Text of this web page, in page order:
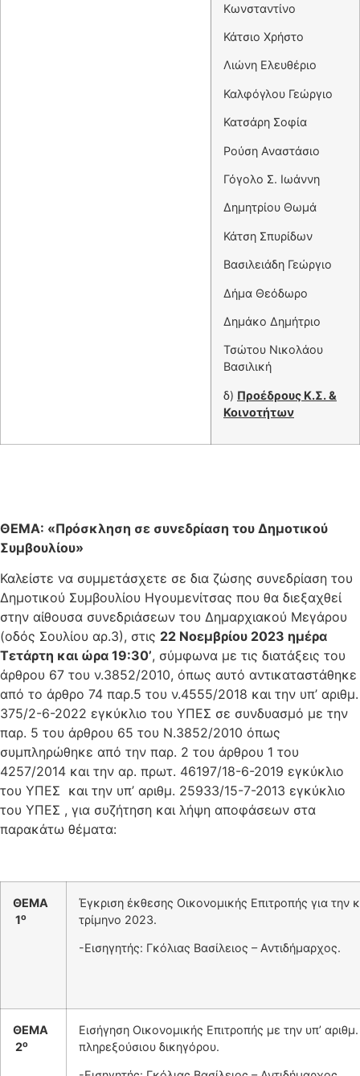
Κωνσταντίνο
Κάτσιο Χρήστο
Λιώνη Ελευθέριο
Καλφόγλου Γεώργιο
Κατσάρη Σοφία
Ρούση Αναστάσιο
Γόγολο Σ. Ιωάννη
Δημητρίου Θωμά
Κάτση Σπυρίδων
Βασιλειάδη Γεώργιο
Δήμα Θεόδωρο
Δημάκο Δημήτριο
Τσώτου Νικολάου
Βασιλική
δ) Προέδρους Κ.Σ. &
Κοινοτήτων
ΘΕΜΑ: «Πρόσκληση σε συνεδρίαση του Δημοτικού
Συμβουλίου»
Καλείστε να συμμετάσχετε σε δια ζώσης συνεδρίαση του
Δημοτικού Συμβουλίου Ηγουμενίτσας που θα διεξαχθεί
στην αίθουσα συνεδριάσεων του Δημαρχιακού Μεγάρου
(οδός Σουλίου αρ.3), στις 22 Νοεμβρίου 2023 ημέρα
Τετάρτη και ώρα 19:30’, σύμφωνα με τις διατάξεις του
άρθρου 67 του ν.3852/2010, όπως αυτό αντικαταστάθηκε
από το άρθρο 74 παρ.5 του ν.4555/2018 και την υπ’ αριθμ.
375/2-6-2022 εγκύκλιο του ΥΠΕΣ σε συνδυασμό με την
παρ. 5 του άρθρου 65 του Ν.3852/2010 όπως
συμπληρώθηκε από την παρ. 2 του άρθρου 1 του
4257/2014 και την αρ. πρωτ. 46197/18-6-2019 εγκύκλιο
του ΥΠΕΣ και την υπ’ αριθμ. 25933/15-7-2013 εγκύκλιο
του ΥΠΕΣ , για συζήτηση και λήψη αποφάσεων στα
παρακάτω θέματα:
ΘΕΜΑ
1ο
Έγκριση έκθεσης Οικονομικής Επιτροπής για
τρίμηνο 2023.
-Εισηγητής: Γκόλιας Βασίλειος – Αντιδήμαρχος.
ΘΕΜΑ
2ο
Εισήγηση Οικονομικής Επιτροπής με την υπ’
πληρεξούσιου δικηγόρου.